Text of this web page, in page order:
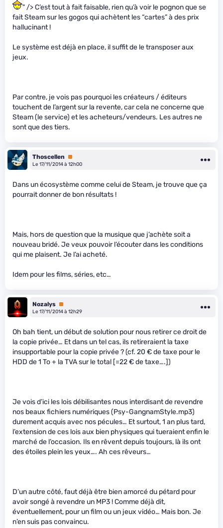
" /> C’est tout à fait faisable, rien qu’à voir le pognon que se
fait Steam sur les gogos qui achètent les “cartes” à des prix
hallucinant !
Le système est déjà en place, il suffit de le transposer aux
jeux.
Par contre, je vois pas pourquoi les créateurs / éditeurs
touchent de l’argent sur la revente, car cela ne concerne que
Steam (le service) et les acheteurs/vendeurs. Les autres ne
sont que des tiers.
Thoscellen
Premium
Le 17/11/2014 à 12h00
Dans un écosystème comme celui de Steam, je trouve que ça
pourrait donner de bon résultats !
Mais, hors de question que la musique que j’achète soit a
nouveau bridé. Je veux pouvoir l’écouter dans les conditions
qui me plaisent. Je l’ai acheté.
Idem pour les films, séries, etc…
Nozalys Premium
Le 17/11/2014 à 12h29
Oh bah tient, un début de solution pour nous retirer ce droit de
la copie privée… Et dans un tel cas, ils retireraient la taxe
insupportable pour la copie privée ? (cf. 20 € de taxe pour le
HDD de 1 To + la TVA sur le total [=22 € de taxe….])
Je vois d’ici les lois débilisantes nous interdisant de revendre
nos beaux fichiers numériques (Psy-GangnamStyle.mp3)
durement acquis avec nos pécules… Et surtout, 1 an plus tard,
l’extension de ces lois aux bien physiques qui tueraient enfin le
marché de l’occasion. Ils en rêvent depuis toujours, là ils ont
des étoiles plein les yeux…. Ah ces rêveurs…
D’un autre côté, faut déjà être bien amorcé du pétard pour
avoir songé à revendre un MP3 ! Comme déjà dit,
éventuellement, pour un film ou un jeux vidéo… Mais bon. Je
n’en suis pas convaincu.